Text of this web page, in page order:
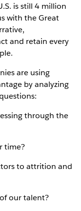
is still 4 million
with the Great
and retain every
are using
by analyzing
through the
time?
to attrition and
our talent?